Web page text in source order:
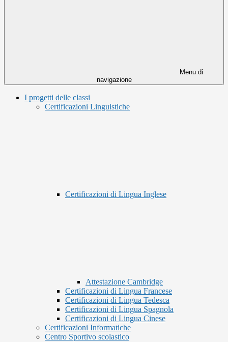
Menu di
navigazione
I progetti delle classi
Certificazioni Linguistiche
Certificazioni di Lingua Inglese
Attestazione Cambridge
Certificazioni di Lingua Francese
Certificazioni di Lingua Tedesca
Certificazioni di Lingua Spagnola
Certificazioni di Lingua Cinese
Certificazioni Informatiche
Centro Sportivo scolastico